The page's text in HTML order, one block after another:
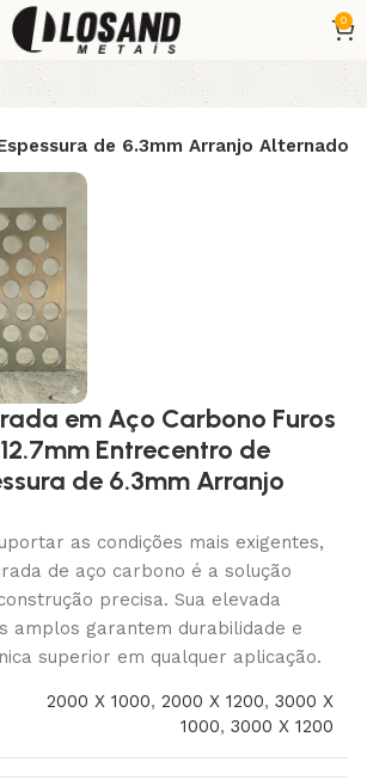
0
de 6.3mm Arranjo Alternado
em Aço Carbono Furos
Entrecentro de
de 6.3mm Arranjo
as condições mais exigentes,
de aço carbono é a solução
precisa. Sua elevada
amplos garantem durabilidade e
superior em qualquer aplicação.
2000 X 1000,2000 X 1200,3000 X
1000,3000 X 1200